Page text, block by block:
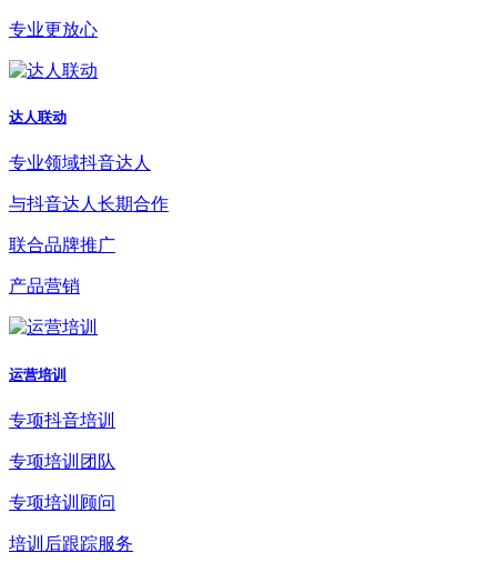
专业更放心
达人联动
专业领域抖音达人
与抖音达人长期合作
联合品牌推广
产品营销
运营培训
专项抖音培训
专项培训团队
专项培训顾问
培训后跟踪服务